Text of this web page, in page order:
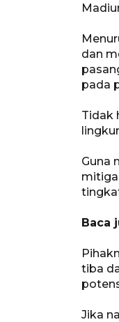
dan
pada
Tidak
Guna
Baca
tiba
Jika